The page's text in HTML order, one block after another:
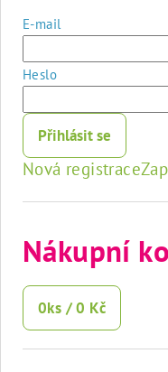
E-mail
Heslo
Přihlásit se
Nová registrace
Nákupní
0ks /0 Kč